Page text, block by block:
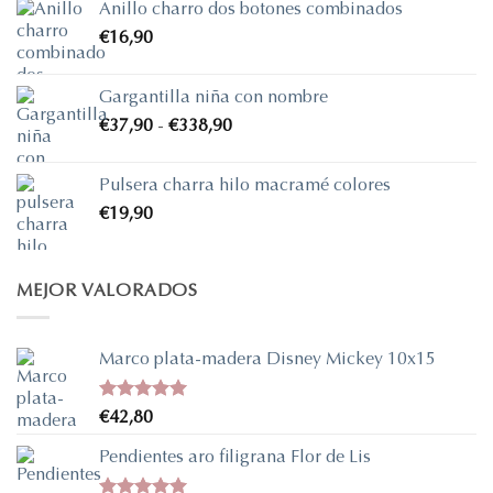
Anillo charro dos botones combinados
€16,90
Gargantilla niña con nombre
€37,90 - €338,90Rango
desde
Pulsera charra hilo macramé colores
€19,90
MEJOR VALORADOS
Marco plata-madera Disney Mickey 10x15
Valorado
con
de 5
€42,80
Pendientes aro filigrana Flor de Lis